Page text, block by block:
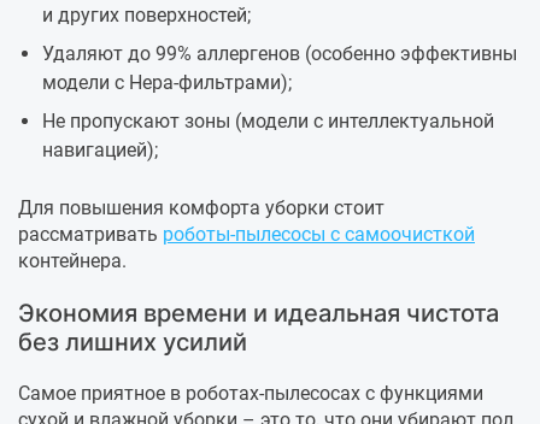
и других поверхностей;
Удаляют до 99% аллергенов (особенно эффективны
модели с Hepa-фильтрами);
Не пропускают зоны (модели с интеллектуальной
навигацией);
Для повышения комфорта уборки стоит
рассматривать роботы-пылесосы с самоочисткой
контейнера.
Экономия времени и идеальная чистота
без лишних усилий
Самое приятное в роботах-пылесосах с функциями